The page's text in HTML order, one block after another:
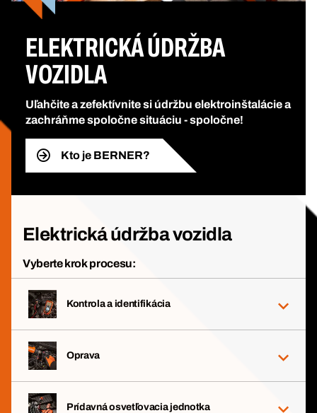
ELEKTRICKÁ ÚDRŽBA
VOZIDLA
Uľahčite a zefektívnite si údržbu elektroinštalácie a
zachráňme spoločne situáciu - spoločne!
Kto je BERNER?
Elektrická údržba vozidla
Vyberte krok procesu:
Kontrola a identifikácia
Oprava
Prídavná osvetľovacia jednotka